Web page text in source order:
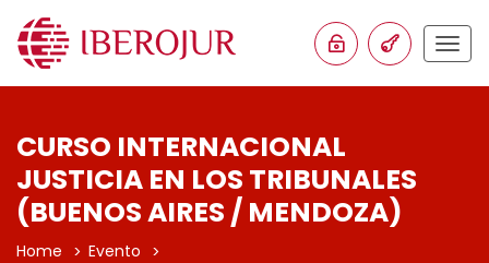
CURSO INTERNACIONAL
JUSTICIA EN LOS TRIBUNALES
(BUENOS AIRES / MENDOZA)
Home
Evento